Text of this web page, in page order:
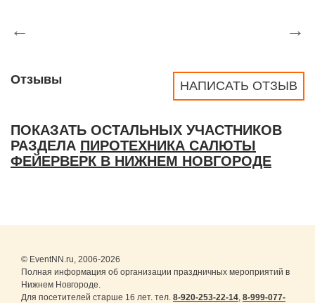
← →
НАПИСАТЬ ОТЗЫВ
Отзывы
ПОКАЗАТЬ ОСТАЛЬНЫХ УЧАСТНИКОВ
РАЗДЕЛА ПИРОТЕХНИКА САЛЮТЫ
ФЕЙЕРВЕРК В НИЖНЕМ НОВГОРОДЕ
© EventNN.ru, 2006-2026
Полная информация об организации праздничных мероприятий в
Нижнем Новгороде.
Для посетителей старше 16 лет. тел. 8-920-253-22-14, 8-999-077-